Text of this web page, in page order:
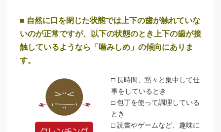
■ 自然に口を閉じた状態では上下の歯が触れていな
いのが正常ですが、以下の状態のとき上下の歯が接
触しているようなら「噛みしめ」の傾向にありま
す。
□ 長時間、黙々と集中して仕
事をしているとき
□ 包丁を使って調理している
とき
□ 読書やゲームなど、趣味に